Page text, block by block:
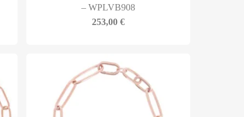
– WPLVB908
253,00 €